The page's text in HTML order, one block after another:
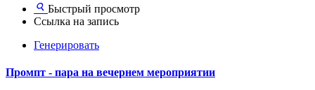
Быстрый просмотр
Ссылка на запись
Генерировать
Промпт - пара на вечернем мероприятии